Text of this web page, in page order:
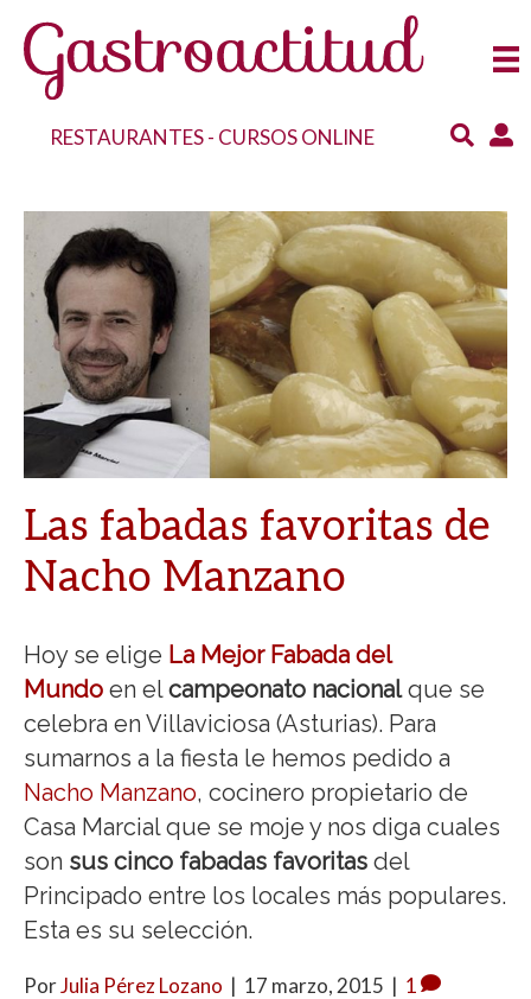
RESTAURANTES- CURSOS ONLINE
Las fabadas favoritas de
Nacho Manzano
Hoy se elige La Mejor Fabada del
Mundo en elcampeonato nacionalque se
celebra en Villaviciosa (Asturias). Para
sumarnos a la fiesta le hemos pedido a
Nacho Manzano, cocinero propietario de
Casa Marcial que se moje y nos diga cuales
son sus cinco fabadas favoritas del
Principado entre los locales más populares.
Esta es su selección.
PorJulia Pérez Lozano | 17 marzo, 2015 | 1